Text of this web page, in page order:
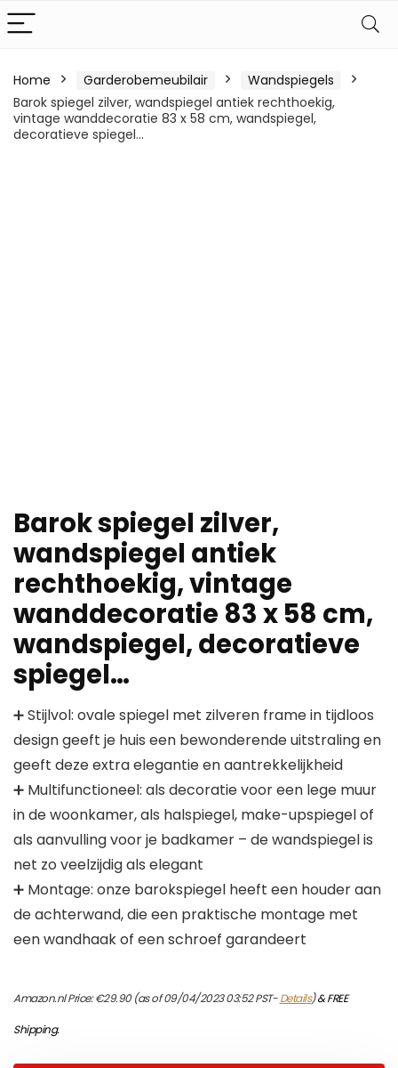
Home Garderobemeubilair
Wandspiegels
Barok spiegel zilver, wandspiegel antiek rechthoekig,
vintage wanddecoratie 83 x 58 cm, wandspiegel,
decoratieve spiegel…
Barok spiegel zilver,
wandspiegel antiek
rechthoekig, vintage
wanddecoratie 83 x 58 cm,
wandspiegel, decoratieve
spiegel…
➕ Stijlvol: ovale spiegel met zilveren frame in tijdloos
design geeft je huis een bewonderende uitstraling en
geeft deze extra elegantie en aantrekkelijkheid
➕ Multifunctioneel: als decoratie voor een lege muur
in de woonkamer, als halspiegel, make-upspiegel of
als aanvulling voor je badkamer – de wandspiegel is
net zo veelzijdig als elegant
➕ Montage: onze barokspiegel heeft een houder aan
de achterwand, die een praktische montage met
een wandhaak of een schroef garandeert
Amazon.nl Price:€29.90(as of 09/04/2023 03:52 PST-Details)&FREE
Shipping.